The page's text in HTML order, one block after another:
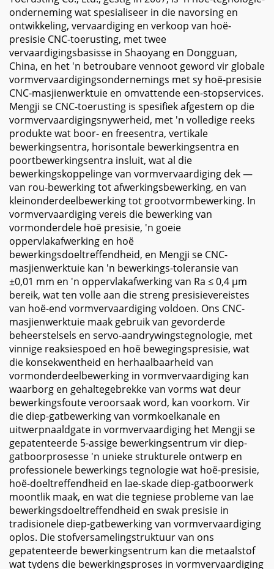
onderneming wat spesialiseer in die navorsing en
ontwikkeling, vervaardiging en verkoop van hoë-
presisie CNC-toerusting, met twee
vervaardigingsbasisse in Shaoyang en Dongguan,
China, en het 'n betroubare vennoot geword vir globale
vormvervaardigingsondernemings met sy hoë-presisie
CNC-masjienwerktuie en omvattende een-stopservices.
Mengji se CNC-toerusting is spesifiek afgestem op die
vormvervaardigingsnywerheid, met 'n volledige reeks
produkte wat boor- en freesentra, vertikale
bewerkingsentra, horisontale bewerkingsentra en
poortbewerkingsentra insluit, wat al die
bewerkingskoppelinge van vormvervaardiging dek —
van rou-bewerking tot afwerkingsbewerking, en van
kleinonderdeelbewerking tot grootvormbewerking. In
vormvervaardiging vereis die bewerking van
vormonderdele hoë presisie, 'n goeie
oppervlakafwerking en hoë
bewerkingsdoeltreffendheid, en Mengji se CNC-
masjienwerktuie kan 'n bewerkings-toleransie van
±0,01 mm en 'n oppervlakafwerking van Ra ≤ 0,4 µm
bereik, wat ten volle aan die streng presisievereistes
van hoë-end vormvervaardiging voldoen. Ons CNC-
masjienwerktuie maak gebruik van gevorderde
beheerstelsels en servo-aandrywingstegnologie, met
vinnige reaksiespoed en hoë bewegingspresisie, wat
die konsekwentheid en herhaalbaarheid van
vormonderdeelbewerking in vormvervaardiging kan
waarborg en gehaltegebrekke van vorms wat deur
bewerkingsfoute veroorsaak word, kan voorkom. Vir
die diep-gatbewerking van vormkoelkanale en
uitwerpnaaldgate in vormvervaardiging het Mengji se
gepatenteerde 5-assige bewerkingsentrum vir diep-
gatboorprosesse 'n unieke strukturele ontwerp en
professionele bewerkings tegnologie wat hoë-presisie,
hoë-doeltreffendheid en lae-skade diep-gatboorwerk
moontlik maak, en wat die tegniese probleme van lae
bewerkingsdoeltreffendheid en swak presisie in
tradisionele diep-gatbewerking van vormvervaardiging
oplos. Die stofversamelingstruktuur van ons
gepatenteerde bewerkingsentrum kan die metaalstof
wat tydens die bewerkingsproses in vormvervaardiging